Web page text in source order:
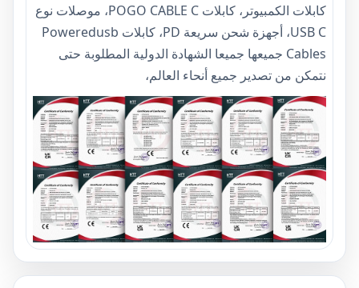
كابلات الكمبيوتر، كابلات POGO CABLE C، موصلات نوع
USB C، أجهزة شحن سريعة PD، كابلات Poweredusb
Cables جميعها جميعا الشهادة الدولية المطلوبة حتى
نتمكن من تصدير جميع أنحاء العالم،